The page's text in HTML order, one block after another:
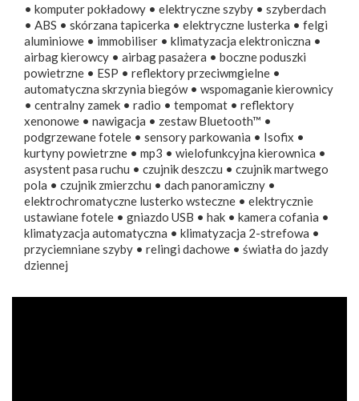
• komputer pokładowy • elektryczne szyby • szyberdach
• ABS • skórzana tapicerka • elektryczne lusterka • felgi
aluminiowe • immobiliser • klimatyzacja elektroniczna •
airbag kierowcy • airbag pasażera • boczne poduszki
powietrzne • ESP • reflektory przeciwmgielne •
automatyczna skrzynia biegów • wspomaganie kierownicy
• centralny zamek • radio • tempomat • reflektory
xenonowe • nawigacja • zestaw Bluetooth™ •
podgrzewane fotele • sensory parkowania • Isofix •
kurtyny powietrzne • mp3 • wielofunkcyjna kierownica •
asystent pasa ruchu • czujnik deszczu • czujnik martwego
pola • czujnik zmierzchu • dach panoramiczny •
elektrochromatyczne lusterko wsteczne • elektrycznie
ustawiane fotele • gniazdo USB • hak • kamera cofania •
klimatyzacja automatyczna • klimatyzacja 2-strefowa •
przyciemniane szyby • relingi dachowe • światła do jazdy
dziennej